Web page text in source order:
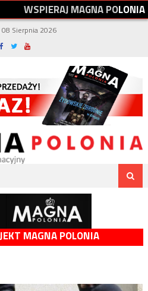
WSPIERAJMAGNAPOLONIA
08 Sierpnia 2026
MAGNA POLONIA